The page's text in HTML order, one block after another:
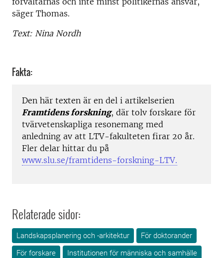
säger Thomas.
Text: Nina Nordh
Fakta:
Den här texten är en del i artikelserien
Framtidens forskning, där tolv forskare för
tvärvetenskapliga resonemang med
anledning av att LTV-fakulteten firar 20 år.
Fler delar hittar du på
www.slu.se/framtidens-forskning-LTV.
Relaterade sidor:
Landskapsplanering och -arkitektur
För doktorander
För forskare
Institutionen för människa och samhälle